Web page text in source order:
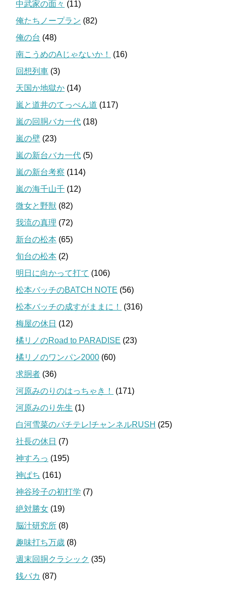
中武家の面々 (11)
俺たちノープラン (82)
俺の台 (48)
南こうめのAじゃないか！
(16)
回想列車 (3)
天国か地獄か (14)
嵐と道井のてっぺん道 (117)
嵐の回胴バカ一代 (18)
嵐の壁 (23)
嵐の新台バカ一代 (5)
嵐の新台考察 (114)
嵐の海千山千 (12)
微女と野獣 (82)
我流の真理 (72)
新台の松本 (65)
旬台の松本 (2)
明日に向かって打て (106)
松本バッチのBATCH NOTE (56)
松本バッチの成すがままに！
(316)
梅屋の休日 (12)
橘リノのRoad to PARADISE (23)
橘リノのワンパン2000 (60)
求胴者 (36)
河原みのりのはっちゃき！
(171)
河原みのり先生 (1)
白河雪菜のパチテレ!チャンネルRUSH (25)
社長の休日 (7)
神すろっ (195)
神ぱち (161)
神谷玲子の初打学 (7)
絶対勝女 (19)
脳汁研究所 (8)
趣味打ち万歳 (8)
週末回胴クラシック (35)
銭バカ (87)